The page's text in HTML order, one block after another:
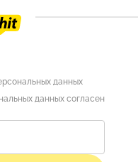
данных
данных согласен